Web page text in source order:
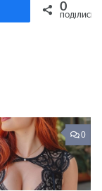
Поділитися0
ПОДІЛИСЬ
0